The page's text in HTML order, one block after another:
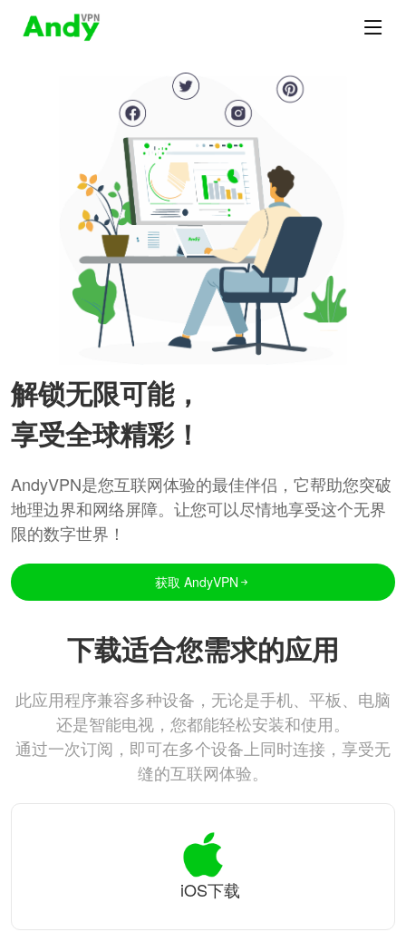
解锁无限可能，
享受全球精彩！
AndyVPN是您互联网体验的最佳伴侣，它帮助您突破
地理边界和网络屏障。让您可以尽情地享受这个无界
限的数字世界！
获取 AndyVPN
下载适合您需求的应用
此应用程序兼容多种设备，无论是手机、平板、电脑
还是智能电视，您都能轻松安装和使用。
通过一次订阅，即可在多个设备上同时连接，享受无
缝的互联网体验。
iOS下载